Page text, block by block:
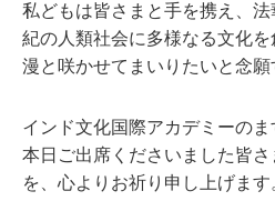
私どもは皆さまと手を携え、
紀の人類社会に多様なる文化
漫と咲かせてまいりたいと念願
インド文化国際アカデミーの
本日ご出席くださいました皆
を、心よりお祈り申し上げます